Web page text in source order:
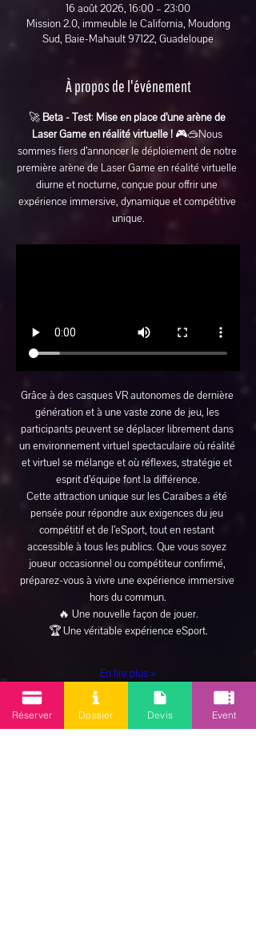
16 août 2026, 16:00 – 23:00
Mission 2.0, immeuble le California, Moudong
Sud, Baie-Mahault 97122, Guadeloupe
À propos de l'événement
🚀 Beta - Test: Mise en place d’une arène de
Laser Game en réalité virtuelle ! 🎮🥽Nous
sommes fiers d’annoncer le déploiement de notre
première arène de Laser Game en réalité virtuelle
diurne et nocturne, conçue pour offrir une
expérience immersive, dynamique et compétitive
unique.
Grâce à des casques VR autonomes de dernière
génération et à une vaste zone de jeu, les
participants peuvent se déplacer librement dans
un environnement virtuel spectaculaire où réalité
et virtuel se mélange et où réflexes, stratégie et
esprit d’équipe font la différence.
Cette attraction unique sur les Caraïbes a été
pensée pour répondre aux exigences du jeu
compétitif et de l’eSport, tout en restant
accessible à tous les publics. Que vous soyez
joueur occasionnel ou compétiteur confirmé,
préparez-vous à vivre une expérience immersive
hors du commun.
🔥 Une nouvelle façon de jouer.
🏆 Une véritable expérience eSport.
En lire plus >
Inscription
Réserver Dossier Devis Event